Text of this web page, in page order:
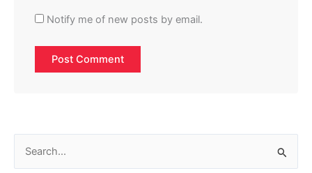
Notify me of new posts by email.